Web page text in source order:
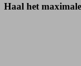
Haal het